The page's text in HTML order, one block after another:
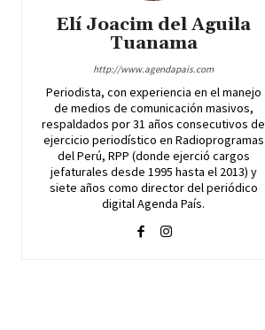
Elí Joacim del Aguila
Tuanama
http://www.agendapais.com
Periodista, con experiencia en el manejo
de medios de comunicación masivos,
respaldados por 31 años consecutivos de
ejercicio periodístico en Radioprogramas
del Perú, RPP (donde ejerció cargos
jefaturales desde 1995 hasta el 2013) y
siete años como director del periódico
digital Agenda País.